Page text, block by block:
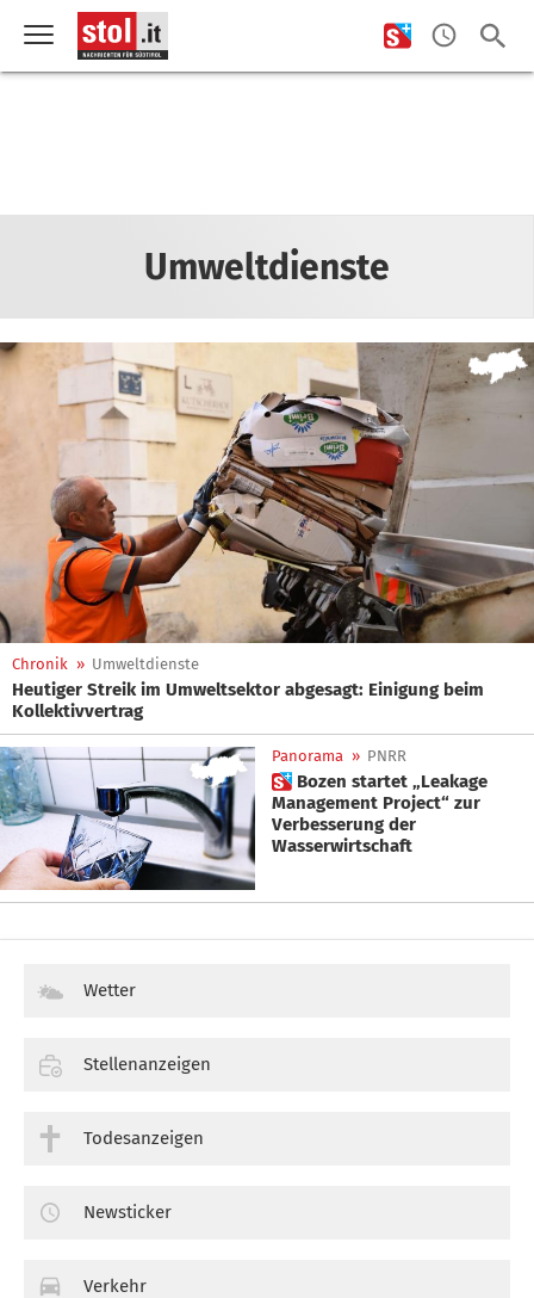
Umweltdienste
Chronik » Umweltdienste
Heutiger Streik im Umweltsektor abgesagt: Einigung beim
Kollektivvertrag
Panorama » PNRR
 Bozen startet „Leakage
Management Project“ zur
Verbesserung der
Wasserwirtschaft
Wetter
Stellenanzeigen
Todesanzeigen
Newsticker
Verkehr